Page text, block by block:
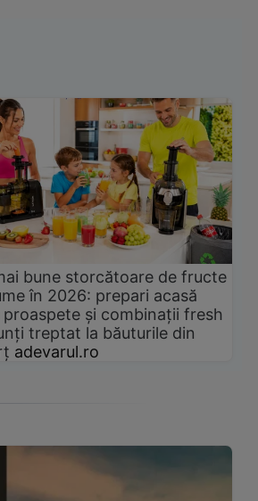
bune storcătoare de fructe
în 2026: prepari acasă
proaspete și combinații fresh
treptat la băuturile din
adevarul.ro